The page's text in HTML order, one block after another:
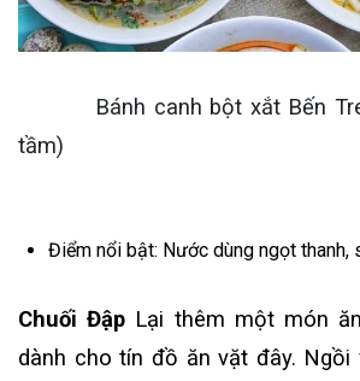
Bánh canh bột xắt Bến Tre
tầm)
Điểm nổi bật: Nước dùng ngọt thanh,
Chuối Đập Lại thêm một món
dành cho tín đồ ăn vặt đây. Ngồi